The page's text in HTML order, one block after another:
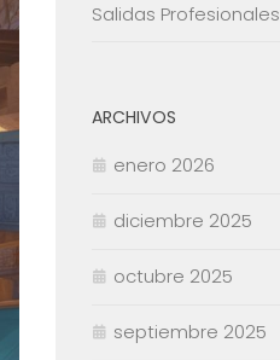
Salidas Profesionales
ARCHIVOS
enero 2026
diciembre 2025
octubre 2025
septiembre 2025